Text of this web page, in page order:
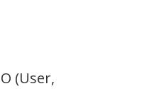
(User,